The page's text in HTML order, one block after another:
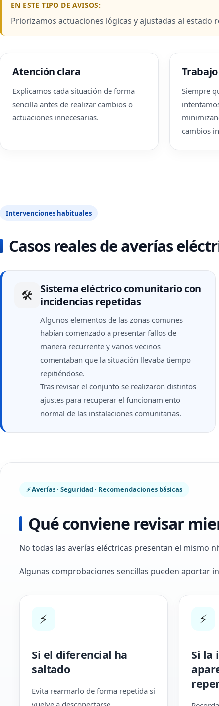
EN ESTE TIPO DE AVISOS:
Priorizamos actuaciones lógicas y ajustadas al estado
Atención clara
Explicamos cada situación de forma
sencilla antes de realizar cambios o
actuaciones innecesarias.
Siempre
cambios
Intervenciones habituales
Casos reales de averías
🛠
Sistema eléctrico comunitario con
incidencias repetidas
Algunos elementos de las zonas comunes
habían comenzado a presentar fallos de
manera recurrente y varios vecinos
comentaban que la situación llevaba tiempo
repitiéndose.
Tras revisar el conjunto se realizaron distintos
ajustes para recuperar el funcionamiento
normal de las instalaciones comunitarias.
⚡ Averías · Seguridad · Recomendaciones básicas
Qué conviene revisar
No todas las averías eléctricas presentan el mismo
Algunas comprobaciones sencillas pueden aportar
⚡
Si el diferencial ha
saltado
Evita rearmarlo de forma repetida si
vuelve a desconectarse
⚡
Si la